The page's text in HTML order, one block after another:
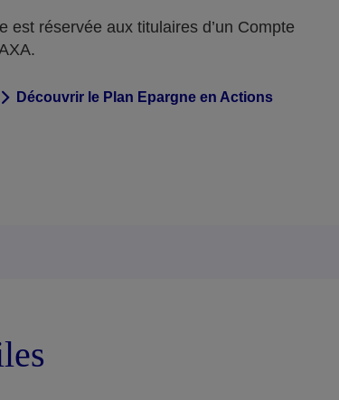
est réservée aux titulaires d’un Compte
Découvrir le Plan Epargne en Actions